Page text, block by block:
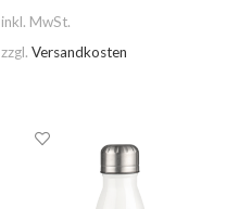
inkl. MwSt.
zzgl. Versandkosten